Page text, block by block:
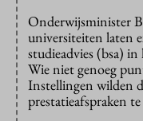
Onderwijsminister
universiteiten laten
studieadvies (bsa)
Wie niet genoeg
Instellingen wilden
prestatieafspraken